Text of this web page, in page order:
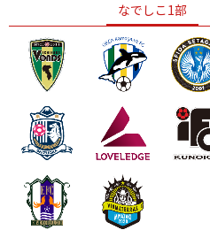
ニッパツ 名古屋
なでしこ1部